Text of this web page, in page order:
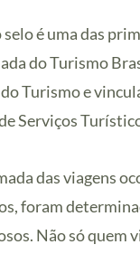
é uma das
do Turismo
Turismo e
Serviços
das viagens
foram
Não só quem